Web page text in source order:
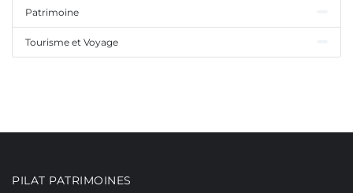
Patrimoine
Tourisme et Voyage
PILAT PATRIMOINES